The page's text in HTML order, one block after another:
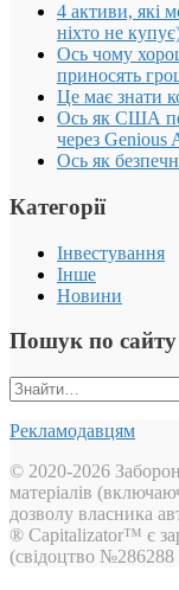
4 активи, які
ніхто не
Ось чому
приносять
Це має знати
Ось як США
через Genious
Ось як
Категорії
Інвестування
Інше
Новини
Пошук по сайту
Пошук:
Рекламодавцям
© 2020-2026
матеріалів
дозволу власника
® Capitalizator™ є
(свідоцтво №286288